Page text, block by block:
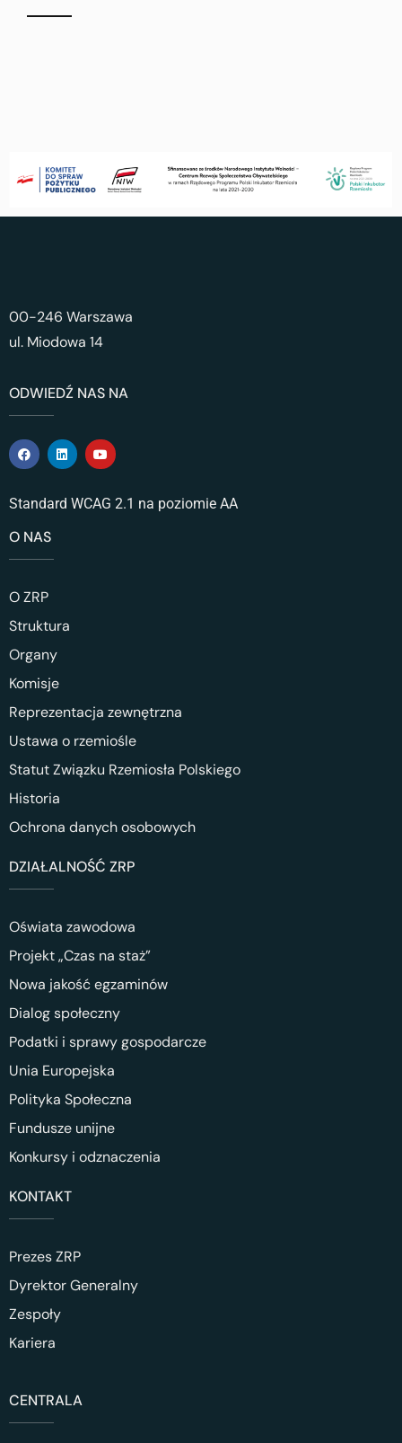
00-246 Warszawa
ul. Miodowa 14
ODWIEDŹ NAS NA
Standard WCAG 2.1 na poziomie AA
O NAS
O ZRP
Struktura
Organy
Komisje
Reprezentacja zewnętrzna
Ustawa o rzemiośle
Statut Związku Rzemiosła Polskiego
Historia
Ochrona danych osobowych
DZIAŁALNOŚĆ ZRP
Oświata zawodowa
Projekt „Czas na staż”
Nowa jakość egzaminów
Dialog społeczny
Podatki i sprawy gospodarcze
Unia Europejska
Polityka Społeczna
Fundusze unijne
Konkursy i odznaczenia
KONTAKT
Prezes ZRP
Dyrektor Generalny
Zespoły
Kariera
CENTRALA